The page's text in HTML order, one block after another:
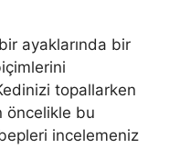
ayaklarında bir
topallarken
öncelikle bu
incelemeniz